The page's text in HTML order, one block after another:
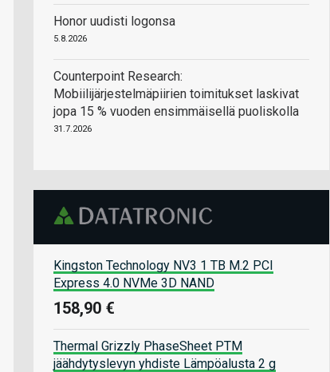
Honor uudisti logonsa
5.8.2026
Counterpoint Research:
Mobiilijärjestelmäpiirien toimitukset laskivat
jopa 15 % vuoden ensimmäisellä puoliskolla
31.7.2026
Kingston Technology NV3 1 TB M.2 PCI
Express 4.0 NVMe 3D NAND
158,90 €
Thermal Grizzly PhaseSheet PTM
jäähdytyslevyn yhdiste Lämpöalusta 2 g